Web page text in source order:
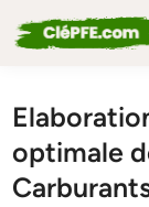
to
optimale